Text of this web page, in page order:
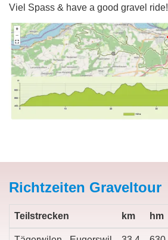
Viel Spass & have a good gravel ride!
Richtzeiten Graveltour
Teilstrecken km hm